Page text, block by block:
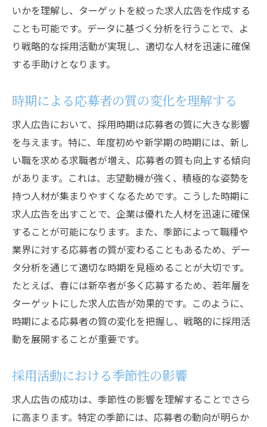
いかを理解し、ターゲットを絞った求人広告を作成する
ことも可能です。データに基づく分析を行うことで、よ
り戦略的な採用活動が実現し、適切な人材を迅速に確保
する手助けとなります。
時期による応募者の質の変化を理解する
求人広告において、採用時期は応募者の質に大きな影響
を与えます。特に、年度初めや新学期の時期には、新し
い職を求める求職者が増え、応募者の質も向上する傾向
があります。これは、志望動機が強く、積極的な姿勢を
持つ人材が集まりやすくなるためです。こうした時期に
求人広告を出すことで、企業は優れた人材を迅速に確保
することが可能になります。また、季節によって職種や
業界に対する応募者の質が変わることもあるため、デー
タ分析を通じて適切な時期を見極めることが大切です。
たとえば、春には新卒者が多く応募するため、若年層を
ターゲットにした求人広告が効果的です。このように、
時期による応募者の質の変化を把握し、戦略的に採用活
動を展開することが重要です。
採用活動における季節性の影響
求人広告の成功は、季節性の影響を理解することでさら
に高まります。特定の季節には、応募者の動向が明らか